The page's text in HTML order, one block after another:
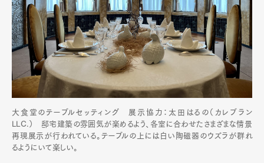
大食堂のテーブルセッティング 展示協力：太田はるの（カレブラン
LLC.） 邸宅建築の雰囲気が楽めるよう、各室に合わせたさまざまな情景
再現展示が行われている。テーブルの上には白い陶磁器のウズラが群れ
るようにいて楽しい。